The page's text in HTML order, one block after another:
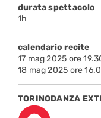
durata spettacolo
1h
calendario recite
17 mag 2025 ore
18 mag 2025 ore
TORINODANZA